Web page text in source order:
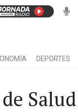
DEPORTES